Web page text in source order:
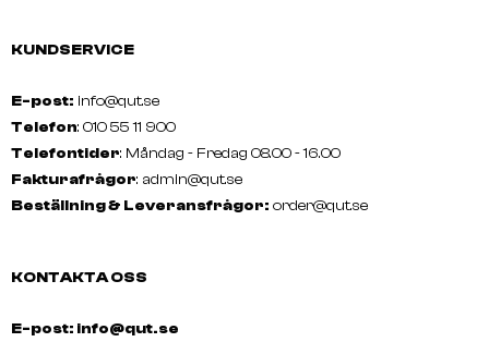
KUNDSERVICE
E-post: info@qut.se
Telefon: 010 55 11 900
Telefontider: Måndag - Fredag 08.00 - 16.00
Fakturafrågor: admin@qut.se
Beställning & Leveransfrågor: order@qut.se
KONTAKTA OSS
E-post: info@qut.se